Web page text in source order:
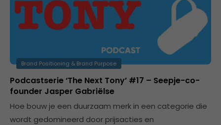
Brand Positioning & Brand Purpose
Podcastserie ‘The Next Tony’ #17 – Seepje-co-
founder Jasper Gabriëlse
​Hoe bouw je een duurzaam merk in een categorie die
wordt gedomineerd door prijsacties en